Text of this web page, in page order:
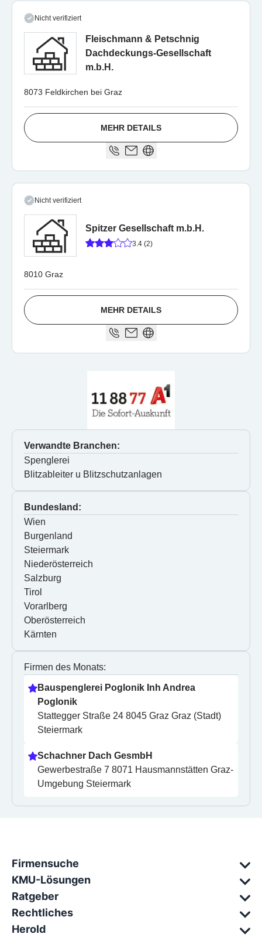
Nicht verifiziert
Fleischmann & Petschnig
Dachdeckungs-Gesellschaft
m.b.H.
8073 Feldkirchen bei Graz
MEHR DETAILS
Nicht verifiziert
Spitzer Gesellschaft m.b.H.
3.4 (2)
8010 Graz
MEHR DETAILS
Verwandte Branchen:
Spenglerei
Blitzableiter u Blitzschutzanlagen
Bundesland:
Wien
Burgenland
Steiermark
Niederösterreich
Salzburg
Tirol
Vorarlberg
Oberösterreich
Kärnten
Firmen des Monats:
Bauspenglerei Poglonik Inh Andrea
Poglonik
Stattegger Straße 24 8045 Graz Graz (Stadt)
Steiermark
Schachner Dach GesmbH
Gewerbestraße 7 8071 Hausmannstätten Graz-
Umgebung Steiermark
Firmensuche
KMU-Lösungen
Ratgeber
Rechtliches
Herold